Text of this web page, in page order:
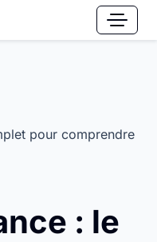
pour comprendre
: le